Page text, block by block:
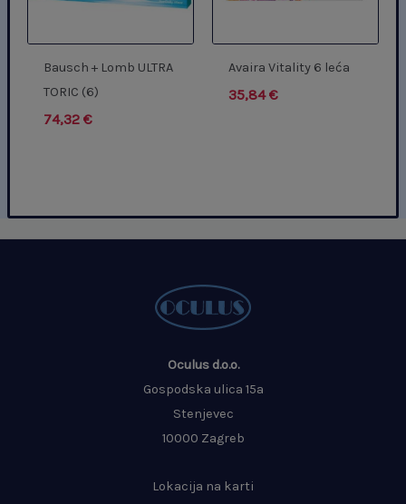
Bausch + Lomb ULTRA
TORIC (6)
74,32 €
Avaira Vitality 6 leća
35,84€
Oculus d.o.o.
Gospodska ulica 15a
Stenjevec
10000 Zagreb
Lokacija na karti